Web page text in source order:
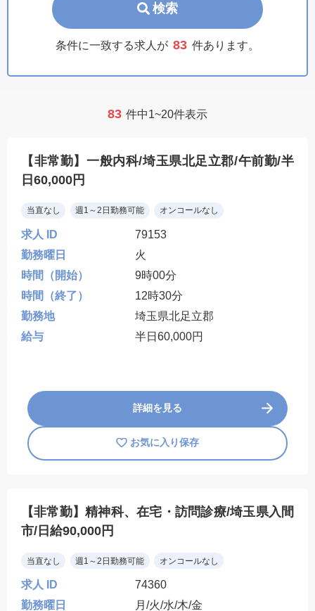
検索
条件に一致する求人が 83 件あります。
83 件中1~20件表示
【非常勤】一般内科/埼玉県北足立郡/午前勤/半
日60,000円
当直なし 週1～2日勤務可能 オンコールなし
求人 ID
79153
勤務曜日
火
時間（開始）
9時00分
時間（終了）
12時30分
勤務地
埼玉県北足立郡
給与
半日60,000円
詳細を見る
お気に入り保存
【非常勤】精神科、在宅・訪問診療/埼玉県入間
市/日給90,000円
当直なし 週1～2日勤務可能 オンコールなし
求人 ID
74360
勤務曜日
月/火/水/木/金